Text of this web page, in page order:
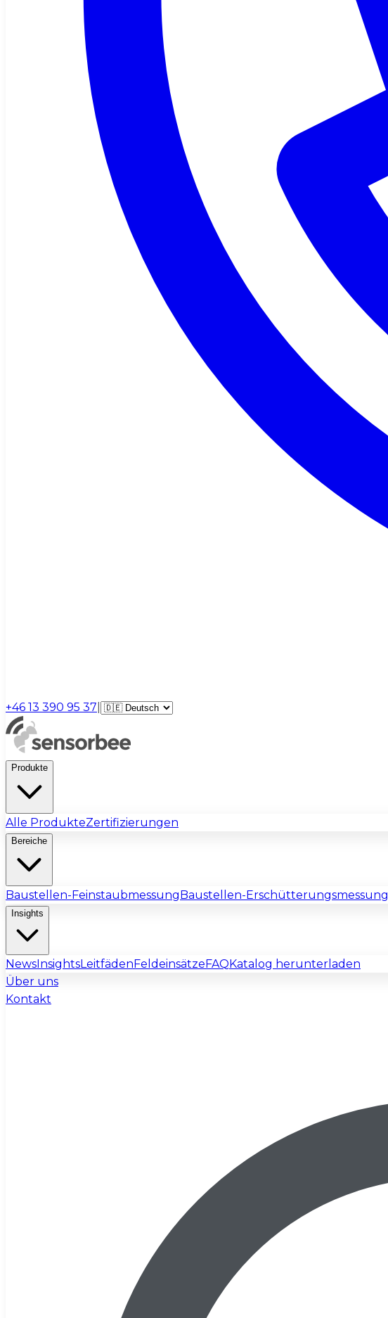
+46 13 390 95 37
Produkte
Alle ProdukteZertifizierungen
Bereiche
Baustellen-FeinstaubmessungBaustellen-Erschütterungsmessung
Insights
NewsInsightsLeitfädenFeldeinsätzeFAQKatalog herunterladen
Über uns
Kontakt